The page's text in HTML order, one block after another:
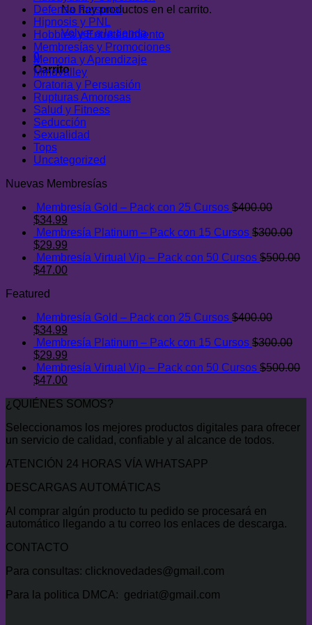
No hay productos en el carrito.
Volver a la tienda
0
Carrito
Defensa Personal
Hipnosis y PNL
Hobbies y Entretenimiento
Membresías y Promociones
Memoria y Aprendizaje
Mindvalley
Oratoria y Persuasión
Rupturas Amorosas
Salud y Fitness
Seducción
Sexualidad
Tops
Uncategorized
Nuevas Membresías
Membresía Gold – Pack con 25 Cursos $400.00
El
precio
original
era:
$400.00.
$34.99
precio
es:
$34.99.
Membresía Platinum – Pack con 15 Cursos $300.00
El
precio
original
$300.00.
$29.99
precio
actual
Membresía Virtual Vip – Pack con 50 Cursos $500.00
El
original
$500.00.
$47.00El
$47.00.
Featured
Membresía Gold – Pack con 25 Cursos $400.00
El
precio
original
era:
$400.00.
$34.99
precio
es:
$34.99.
Membresía Platinum – Pack con 15 Cursos $300.00
El
precio
original
$300.00.
$29.99
precio
actual
$29.99.
Membresía Virtual Vip – Pack con 50 Cursos $500.00
El
original
$500.00.
$47.00El
actual
$47.00.
¿QUIÉNES SOMOS?
Seleccionamos los mejores productos digitales para ofrecer
un servicio de calidad, confiable y al alcance de todos.
ATENCIÓN 24 HORAS VÍA WHATSAPP
DESCARGAS AUTOMÁTICAS
Al comprar algún producto tu pedido se procesará en
automático llegando a tu correo los enlaces de descarga.
CONTACTO
Para consultas: clicknovedades@gmail.com
Para la politica DMCA: gedriat@gmail.com